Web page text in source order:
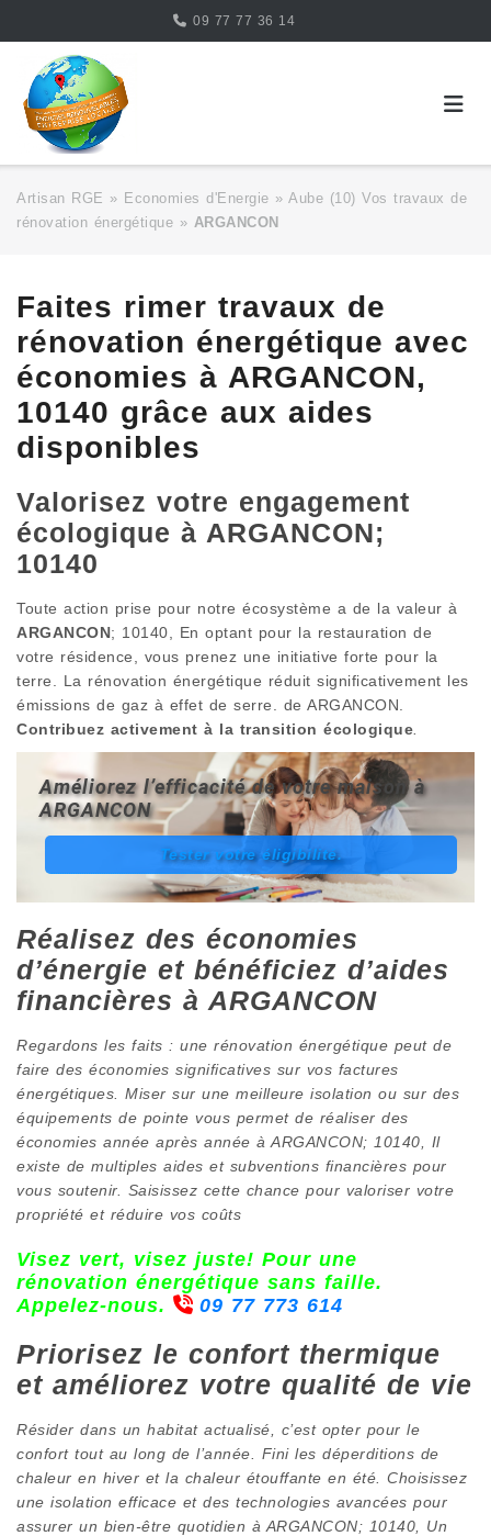
content
09 77 77 36 14
Artisan RGE » Economies d'Energie » Aube (10) Vos travaux de
rénovation énergétique » ARGANCON
Faites rimer travaux de
rénovation énergétique avec
économies à ARGANCON,
10140 grâce aux aides
disponibles
Valorisez votre engagement
écologique à ARGANCON;
10140
Toute action prise pour notre écosystème a de la valeur à
ARGANCON; 10140, En optant pour la restauration de
votre résidence, vous prenez une initiative forte pour la
terre. La rénovation énergétique réduit significativement les
émissions de gaz à effet de serre. de ARGANCON.
Contribuez activement à la transition écologique
Améliorez l’efficacité de votre maison à
ARGANCON
Tester votre éligibilité.
Réalisez des économies
d’énergie et bénéficiez d’aides
financières à ARGANCON
Regardons les faits : une rénovation énergétique peut de
faire des économies significatives sur vos factures
énergétiques. Miser sur une meilleure isolation ou sur des
équipements de pointe vous permet de réaliser des
économies année après année à ARGANCON; 10140, Il
existe de multiples aides et subventions financières pour
vous soutenir. Saisissez cette chance pour valoriser votre
propriété et réduire vos coûts
Visez vert, visez juste! Pour une
rénovation énergétique sans faille.
Appelez-nous.
09 77 773 614
Priorisez le confort thermique
et améliorez votre qualité de vie
Résider dans un habitat actualisé, c’est opter pour le
confort tout au long de l’année. Fini les déperditions de
chaleur en hiver et la chaleur étouffante en été. Choisissez
une isolation efficace et des technologies avancées pour
assurer un bien-être quotidien à ARGANCON; 10140, Un